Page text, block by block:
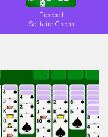
Freecell
Solitaire Green